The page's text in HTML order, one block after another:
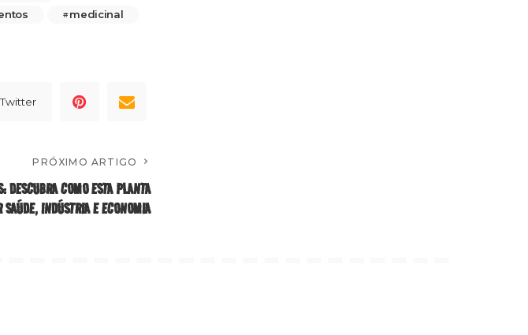
medicinal
PRÓXIMO ARTIGO
DESCUBRA COMO ESTA PLANTA
SAÚDE, INDÚSTRIA E ECONOMIA